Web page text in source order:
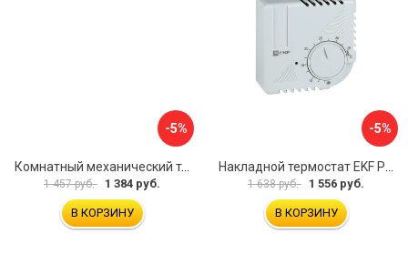
-5%
Комнатный механический термостат Uni-Fitt TA5 330I2000
1 457 руб. 1 384 руб.
В КОРЗИНУ
-5%
1 638 руб. 1 556 руб.
В КОРЗИНУ